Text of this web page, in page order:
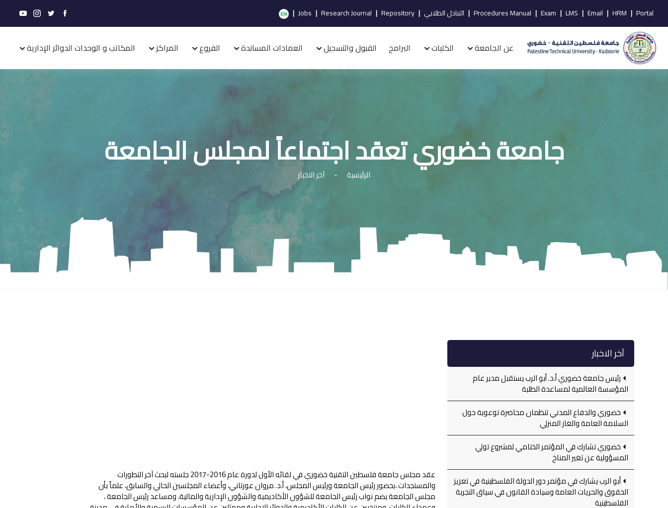
Portal
|
HRM
|
Email
|
LMS
|
Exam
|
Procedures Manual
| التبادل الطلابي |
Repository
|
Research Journal
|
Jobs
|
عن الجامعة الكليات البرامج القبول والتسجيل العمادات المساندة الفروع المراكز المكاتب و الوحدات الدوائر الإدارية
جامعة خضوري تعقد اجتماعاً لمجلس الجامعة
الرئيسية - آخر الاخبار
آخر الاخبار
رئيس جامعة خضوري أ.د. أبو الرب يستقبل مدير عام
المؤسسة العالمية لمساعدة الطلبة
خضوري والدفاع المدني تنظمان محاضرة توعوية حول
السلامة العامة والغاز المنزلي
خضوري تشارك في المؤتمر الختامي لمشروع تولي
المسؤولية عن تغير المناخ
أبو الرب يشارك في مؤتمر دور الدولة الفلسطينية في تعزيز
الحقوق والحريات العامة وسيادة القانون في سياق التجربة
الفلسطينية
عقد مجلس جامعة فلسطين التقنية خضوري في لقائه الأول لدورة عام 2016-2017 جلسته لبحث آخر التطورات
والمستجدات ،بحضور رئيس الجامعة ورئيس المجلس، أ.د. مروان عورتاني، وأعضاء المجلسين الحالي والسابق، علماً بأن
مجلس الجامعة يضم نواب رئيس الجامعة للشؤون الأكاديمية والشؤون الإدارية والمالية، ومساعد رئيس الجامعة ،